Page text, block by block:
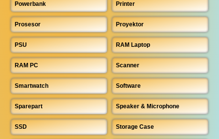
Powerbank Printer
Prosesor Proyektor
PSU RAM Laptop
RAM PC Scanner
Smartwatch Software
Sparepart Speaker & Microphone
SSD Storage Case